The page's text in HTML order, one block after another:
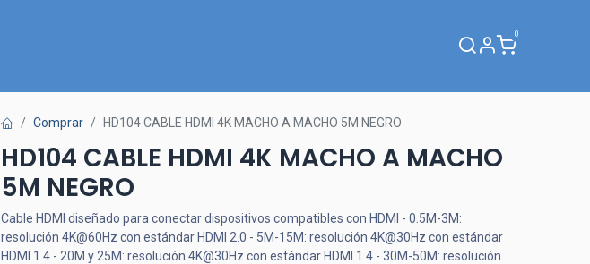
0
Comprar HD104 CABLE HDMI 4K MACHO A MACHO 5M NEGRO
HD104 CABLE HDMI 4K MACHO A MACHO
5M NEGRO
Cable HDMI diseñado para conectar dispositivos compatibles con HDMI - 0.5M-3M:
resolución 4K@60Hz con estándar HDMI 2.0 - 5M-15M: resolución 4K@30Hz con estándar
HDMI 1.4 - 20M y 25M: resolución 4K@30Hz con estándar HDMI 1.4 - 30M-50M: resolución